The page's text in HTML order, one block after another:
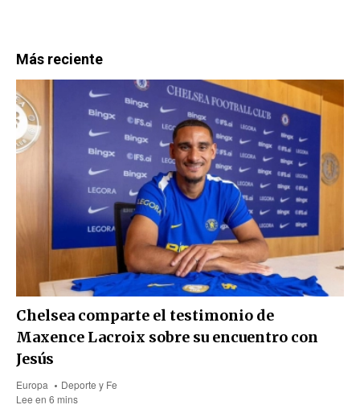
Más reciente
Chelsea comparte el testimonio de
Maxence Lacroix sobre su encuentro con
Jesús
Europa
Deporte y Fe
Lee en 6 mins